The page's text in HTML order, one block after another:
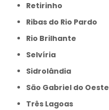
Retirinho
Ribas do Rio Pardo
Rio Brilhante
Selvíria
Sidrolândia
São Gabriel do Oeste
Três Lagoas